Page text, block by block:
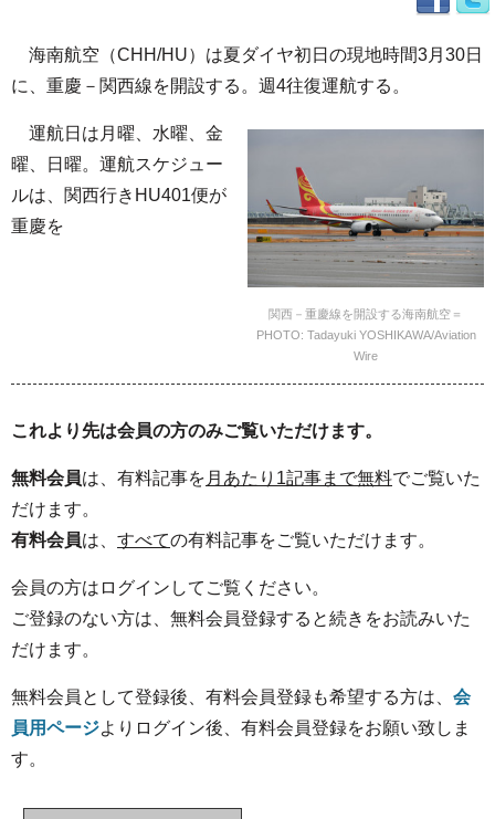
海南航空（CHH/HU）は夏ダイヤ初日の現地時間3月30日
に、重慶－関西線を開設する。週4往復運航する。
関西－重慶線を開設する海南航空＝
PHOTO: Tadayuki YOSHIKAWA/Aviation
Wire
運航日は月曜、水曜、金
曜、日曜。運航スケジュー
ルは、関西行きHU401便が
重慶を
これより先は会員の方のみご覧いただけます。
無料会員は、有料記事を 月あたり1記事まで無料でご覧いた
だけます。
有料会員は、 すべての有料記事をご覧いただけます。
会員の方はログインしてご覧ください。
ご登録のない方は、無料会員登録すると続きをお読みいた
だけます。
無料会員として登録後、有料会員登録も希望する方は、 会
員用ページよりログイン後、有料会員登録をお願い致しま
す。